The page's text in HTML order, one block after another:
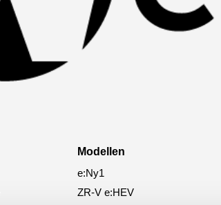
Modellen
e:Ny1
ZR-V e:HEV